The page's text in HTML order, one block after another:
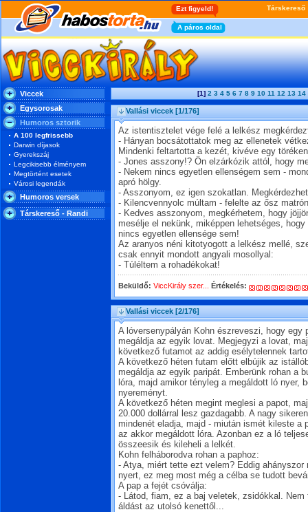
Viccek
Egysorosak
Humoros sztorik
A 100 legfrissebb
Darwin díjasok
Gyerekszáj
Legcikisebb élményem
Megtörtént esetek
Városi legendák
Humoros versek
Társkereső - Randi
[1] 2 3 4 5 6 7 8 9 10 11 12 13 14
Vallási viccek [1/176]
Az istentisztelet vége felé a lelkész
- Hányan bocsátottatok meg az ellenetek
Mindenki feltartotta a kezét, kivéve egy
- Jones asszony!? Ön elzárkózik attól, hogy
- Nekem nincs egyetlen ellenségem sem -
apró hölgy.
- Asszonyom, ez igen szokatlan.
- Kilencvennyolc múltam - felelte az ősz
- Kedves asszonyom, megkérhetem, hogy
mesélje el nekünk, miképpen lehetséges,
nincs egyetlen ellensége sem!
Az aranyos néni kitotyogott a lelkész mellé,
csak ennyit mondott angyali mosollyal:
- Túléltem a rohadékokat!
Beküldő: ViccKirály szer... Értékelés:
Vallási viccek [2/176]
A lóversenypályán Kohn észreveszi, hogy egy
megáldja az egyik lovat. Megjegyzi a lovat,
következő futamot az addig esélytelennek
A következő héten futam előtt elbújik az
megáldja az egyik paripát. Emberünk rohan a
lóra, majd amikor tényleg a megáldott ló nyer,
nyereményt.
A következő héten megint meglesi a papot,
20.000 dollárral lesz gazdagabb. A nagy
mindenét eladja, majd - miután ismét kileste a
az akkor megáldott lóra. Azonban ez a ló
összeesik és kileheli a lelkét.
Kohn felháborodva rohan a paphoz:
- Atya, miért tette ezt velem? Eddig ahányszor
nyert, ez meg most még a célba se tudott
A pap a fejét csóválja:
- Látod, fiam, ez a baj veletek, zsidókkal.
áldást az utolsó kenettől...